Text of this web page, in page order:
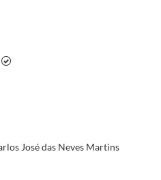
José das Neves Martins